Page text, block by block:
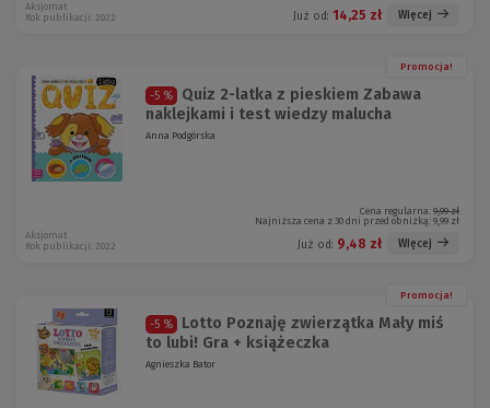
Już od: 14,25 zł Więcej
Aksjomat
Rok publikacji: 2022
Promocja!
-5 %
Quiz 2-latka z pieskiem Zabawa
naklejkami i test wiedzy malucha
Anna Podgórska
Cena regularna: 9,99 zł
Najniższa cena z 30 dni przed obniżką: 9,99 zł
Już od: 9,48 zł Więcej
Aksjomat
Rok publikacji: 2022
Promocja!
-5 %
Lotto Poznaję zwierzątka Mały miś
to lubi! Gra + książeczka
Agnieszka Bator